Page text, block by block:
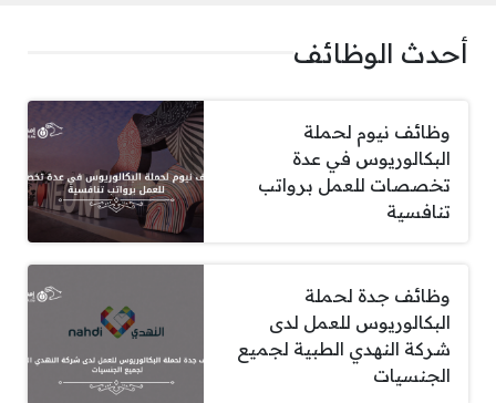
أحدث الوظائف
وظائف نيوم لحملة
البكالوريوس في عدة
تخصصات للعمل برواتب
تنافسية
وظائف جدة لحملة
البكالوريوس للعمل لدى
شركة النهدي الطبية لجميع
الجنسيات